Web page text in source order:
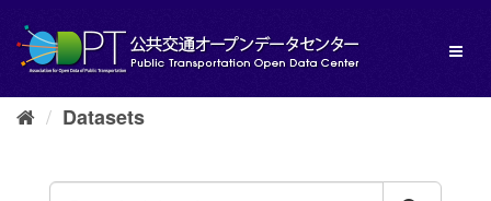
content
Datasets